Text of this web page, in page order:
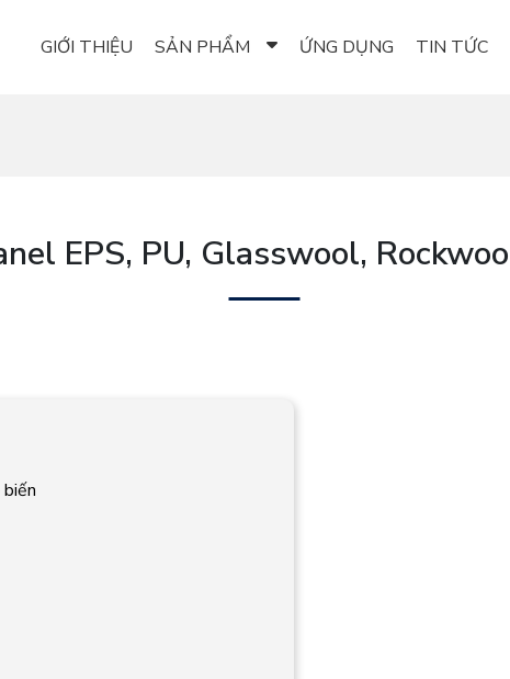
GIỚI THIỆU SẢN PHẨM ỨNG DỤNG TIN TỨC
EPS, PU, Glasswool,